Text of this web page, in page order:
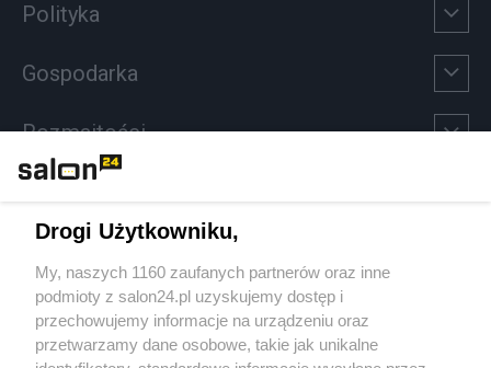
Polityka
Gospodarka
Rozmaitości
Sport
Społeczeństwo
Drogi Użytkowniku,
My, naszych 1160 zaufanych partnerów oraz inne
podmioty z salon24.pl uzyskujemy dostęp i
przechowujemy informacje na urządzeniu oraz
przetwarzamy dane osobowe, takie jak unikalne